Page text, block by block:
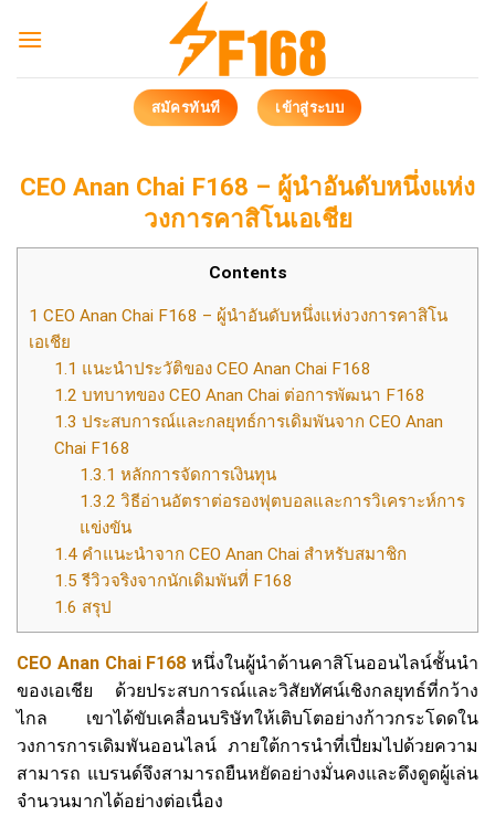
สมัครทันที เข้าสู่ระบบ
CEO Anan Chai F168 – ผู้นำอันดับหนึ่งแห่ง
วงการคาสิโนเอเชีย
Contents
1 CEO Anan Chai F168 – ผู้นำอันดับหนึ่งแห่งวงการคาสิโน
เอเชีย
1.1 แนะนำประวัติของ CEO Anan Chai F168
1.2 บทบาทของ CEO Anan Chai ต่อการพัฒนา F168
1.3 ประสบการณ์และกลยุทธ์การเดิมพันจาก CEO Anan
Chai F168
1.3.1 หลักการจัดการเงินทุน
1.3.2 วิธีอ่านอัตราต่อรองฟุตบอลและการวิเคราะห์การ
แข่งขัน
1.4คำแนะนำจาก CEO Anan Chai สำหรับสมาชิก
1.5 รีวิวจริงจากนักเดิมพันที่ F168
1.6 สรุป
CEO Anan Chai F168 หนึ่งในผู้นำด้านคาสิโนออนไลน์ชั้นนำ
ของเอเชีย ด้วยประสบการณ์และวิสัยทัศน์เชิงกลยุทธ์ที่กว้าง
ไกล เขาได้ขับเคลื่อนบริษัทให้เติบโตอย่างก้าวกระโดดใน
วงการการเดิมพันออนไลน์ ภายใต้การนำที่เปี่ยมไปด้วยความ
สามารถ แบรนด์จึงสามารถยืนหยัดอย่างมั่นคงและดึงดูดผู้เล่น
จำนวนมากได้อย่างต่อเนื่อง